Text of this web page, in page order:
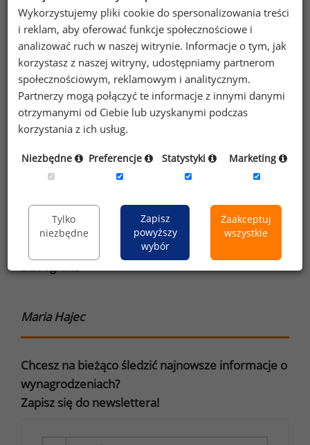
zatrudnionych w firmach prywatnych.
Powyższy artykuł zawiera jedynie wybrane dane
spośród tych, które posiadamy.
Jeśli są Państwo zainteresowani szczegółowym
raportem na temat wynagrodzeń
zapraszamy dokontaktu.
Zapraszamy do uczestnictwa w tegorocznej edycji
Ogólnopolskiego Badania Wynagrodzeń.
Bibliografia
https://www.europelanguagejobs.com/blog/
europe-most-demanded-countries-
languages-sectors
Maria Hajec
Chcesz na bieżąco śledzić najnowsze informacje o
wynagrodzeniach?
Zapisz się do newslettera!
Wykorzystujemy pliki cookie do spersonalizowania treści
i reklam, aby oferować funkcje społecznościowe i
analizować ruch w naszej witrynie. Informacje o tym, jak
korzystasz z naszej witryny, udostępniamy partnerom
społecznościowym, reklamowym i analitycznym.
Partnerzy mogą połączyć te informacje z innymi danymi
otrzymanymi od Ciebie lub uzyskanymi podczas
korzystania z ich usług.
Niezbędne Preferencje Statystyki Marketing
Tylko
niezbędne
Zapisz
powyższy
wybór
Zaakceptuj
wszystkie